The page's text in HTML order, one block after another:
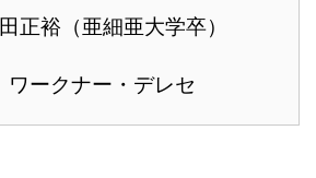
正裕（亜細亜大学卒）
ワークナー・デレセ